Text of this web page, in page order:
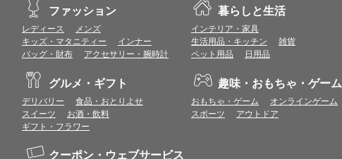
ファッション
レディース
メンズ
キッズ・マタニティー
インナー
バッグ・財布
アクセサリー・腕時計
暮らしと生活
インテリア・家具
生活用品・キッチン
雑貨
ペット用品
日用品
グルメ・ギフト
デリバリー
食品・おとりよせ
スイーツ
お酒・飲料
ギフト・フラワー
趣味・おもちゃ・ゲーム
おもちゃ・ゲーム
オンラインゲーム
スポーツ
アウトドア
クーポン・ウェブサービス